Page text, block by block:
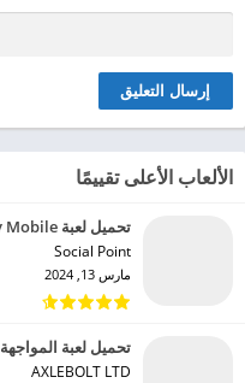
الألعاب الأعلى تقييمًا
تحميل لعبة Dragon City Mobile مهكرة للاندرويد 2024
Social Point‏
مارس 13, 2024
تحميل لعبة المواجهة 2 مهكرة للاندرويد 2024
AXLEBOLT LTD‏